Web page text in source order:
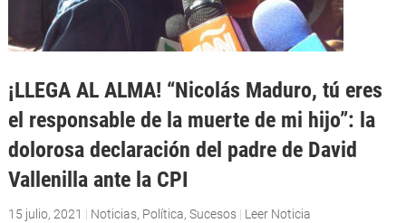
¡LLEGA AL ALMA! “Nicolás Maduro, tú eres
el responsable de la muerte de mi hijo”: la
dolorosa declaración del padre de David
Vallenilla ante la CPI
15 julio, 2021 | Noticias, Política, Sucesos | Leer Noticia